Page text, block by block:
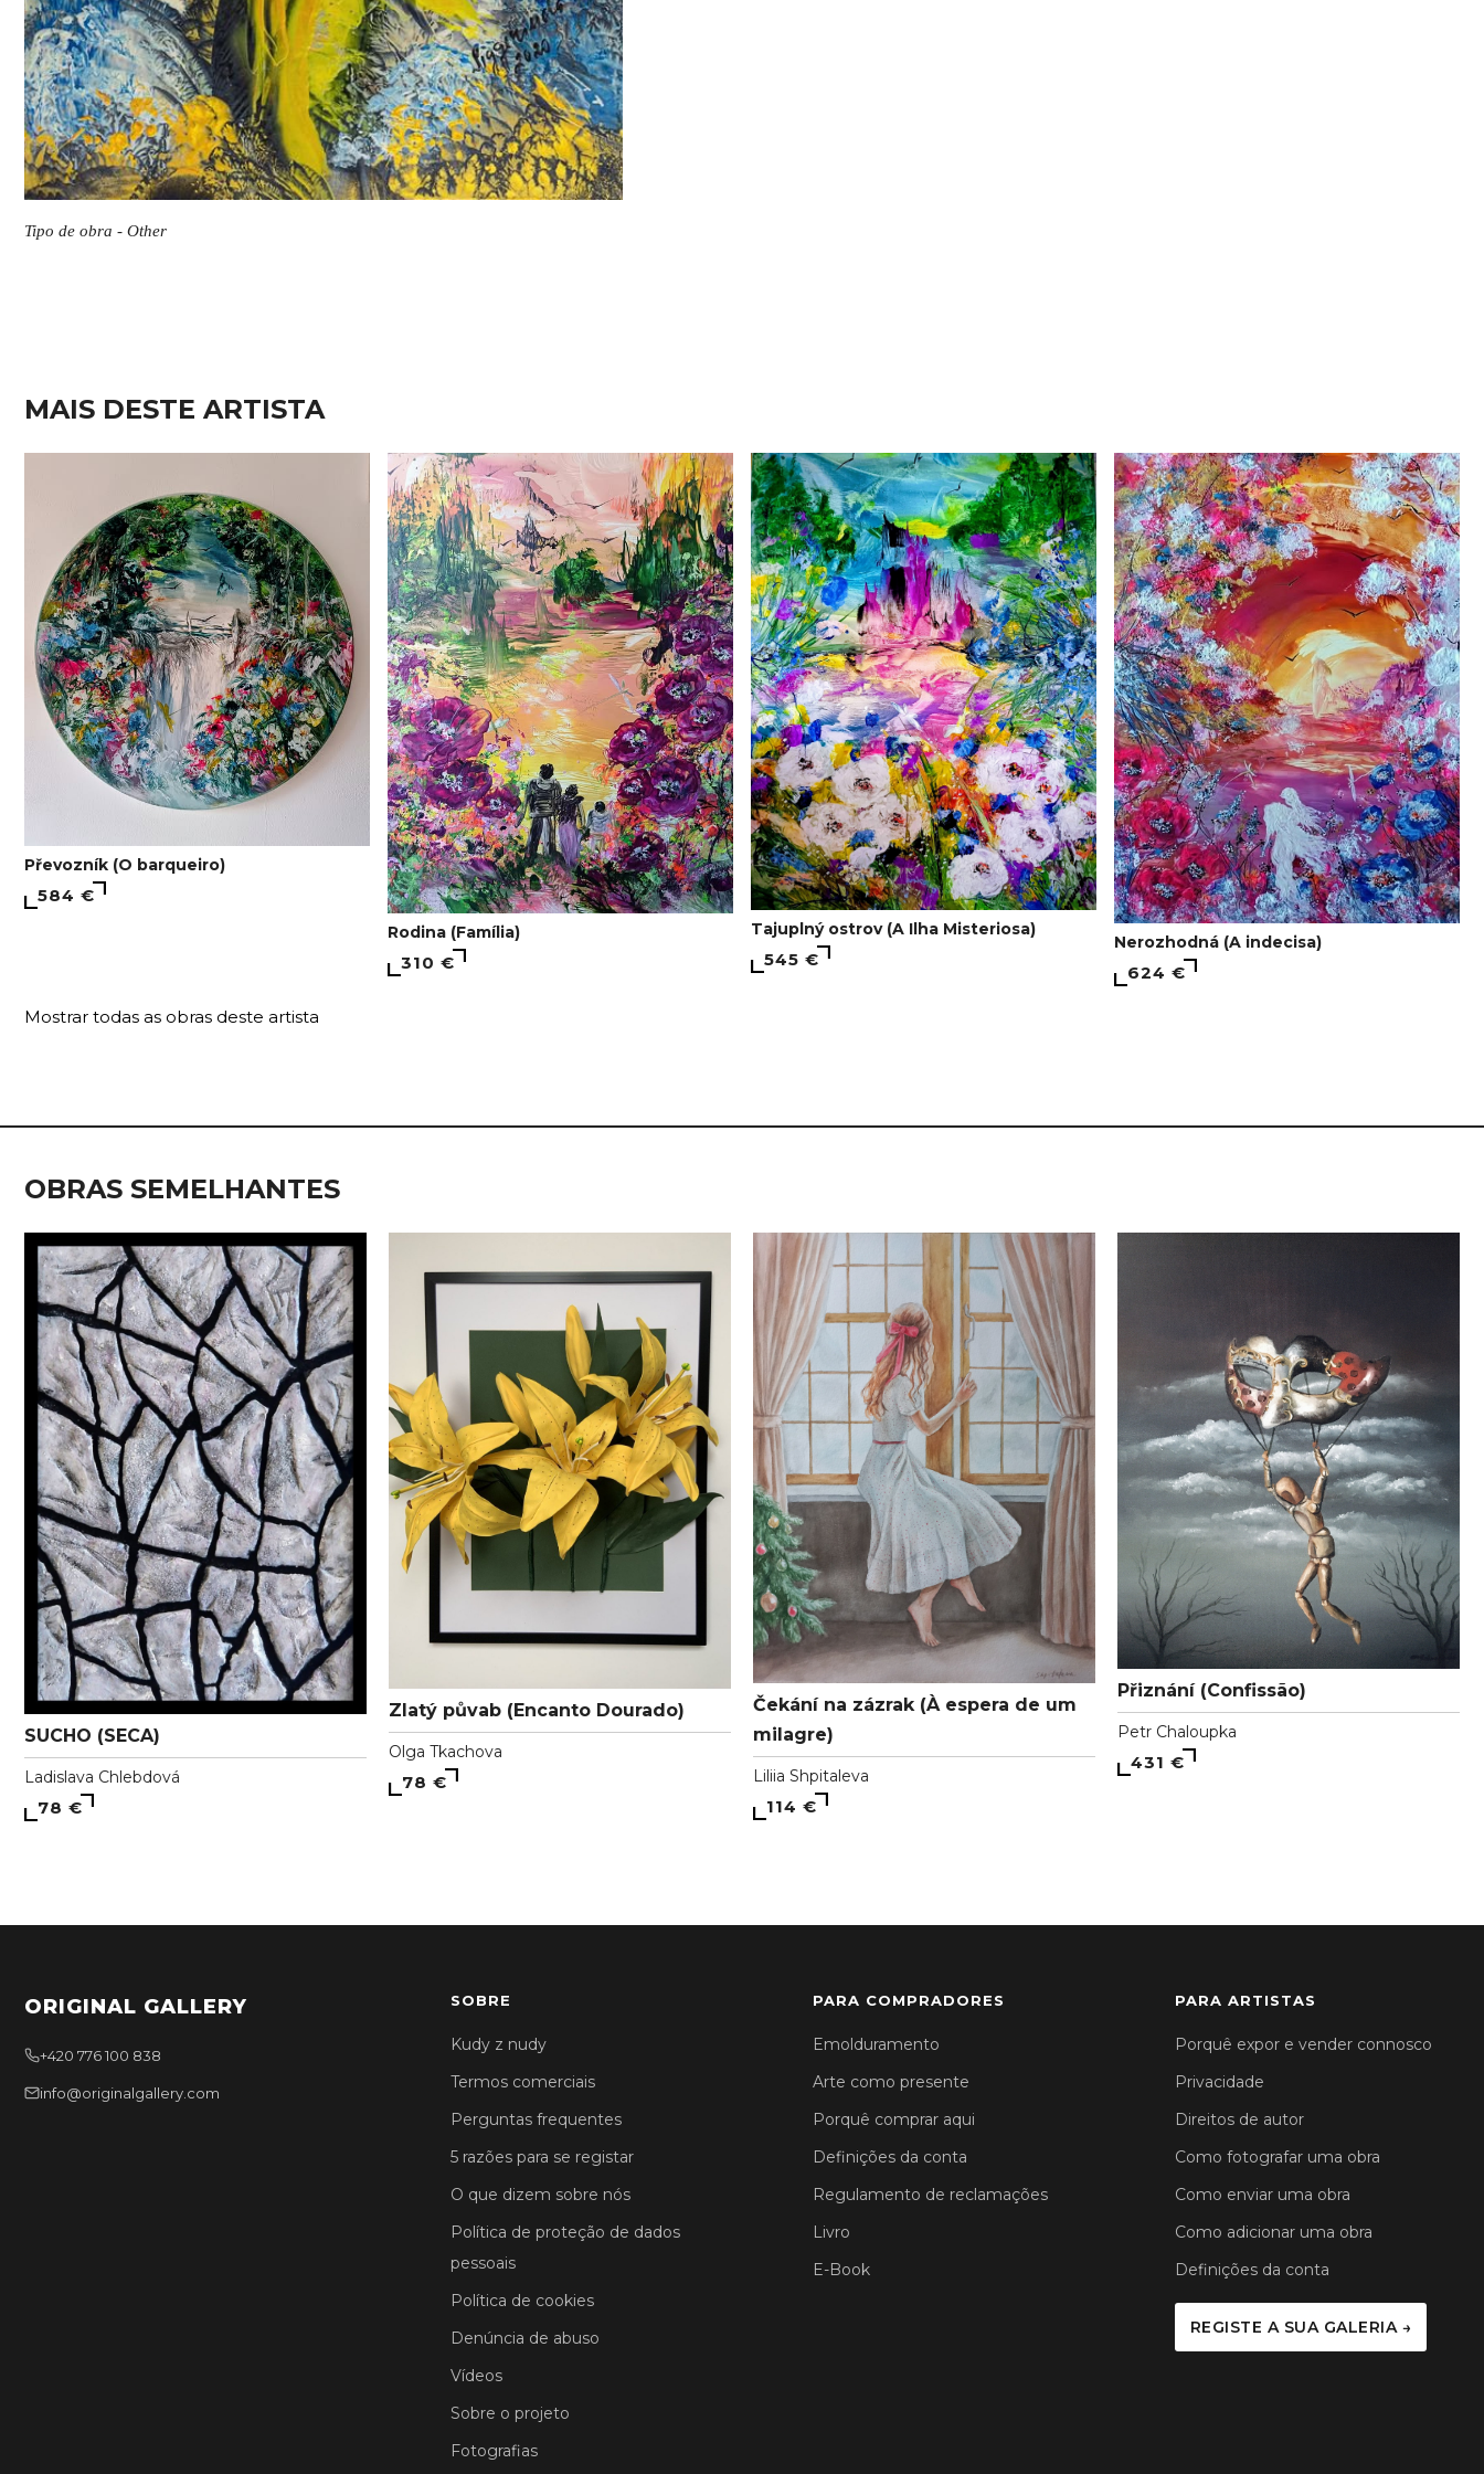
Tipo de obra - Other
MAIS DESTE ARTISTA
Převozník (O barqueiro)
584 €
Rodina (Família)
310 €
Tajuplný ostrov (A Ilha Misteriosa)
545 €
Nerozhodná (A indecisa)
624 €
Mostrar todas as obras deste artista
OBRAS SEMELHANTES
SUCHO (SECA)
Ladislava Chlebdová
78 €
Zlatý půvab (Encanto Dourado)
Olga Tkachova
78 €
Čekání na zázrak (À espera de um
milagre)
Liliia Shpitaleva
114 €
Přiznání (Confissão)
Petr Chaloupka
431 €
ORIGINAL GALLERY
+420 776 100 838
info@originalgallery.com
SOBRE
Kudy z nudy
Termos comerciais
Perguntas frequentes
5 razões para se registar
O que dizem sobre nós
Política de proteção de dados
pessoais
Política de cookies
Denúncia de abuso
Vídeos
Sobre o projeto
Fotografias
PARA COMPRADORES
Emolduramento
Arte como presente
Porquê comprar aqui
Definições da conta
Regulamento de reclamações
Livro
E-Book
PARA ARTISTAS
Porquê expor e vender connosco
Privacidade
Direitos de autor
Como fotografar uma obra
Como enviar uma obra
Como adicionar uma obra
Definições da conta
REGISTE A SUA GALERIA →